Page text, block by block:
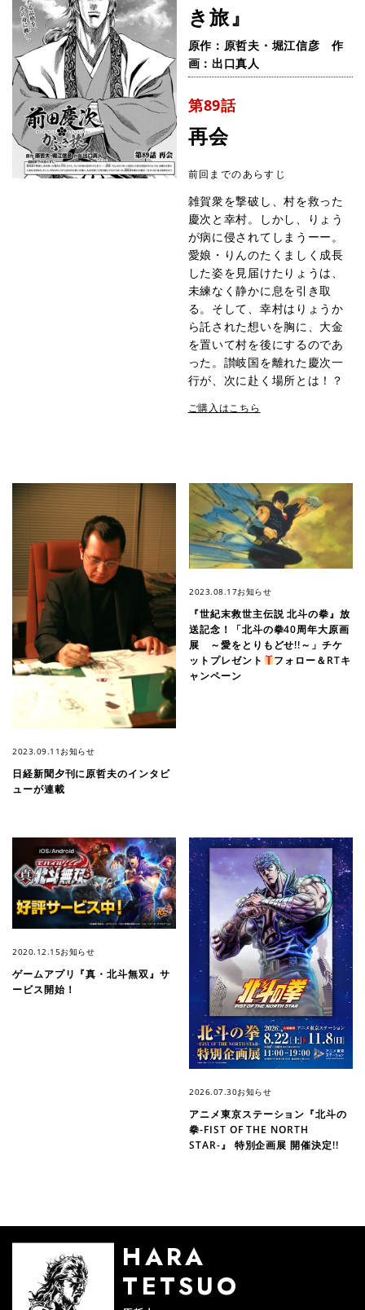
き旅』
原作：原哲夫・堀江信彦 作
画：出口真人
第89話
再会
前回までのあらすじ
雑賀衆を撃破し、村を救った
慶次と幸村。しかし、りょう
が病に侵されてしまうーー。
愛娘・りんのたくましく成長
した姿を見届けたりょうは、
未練なく静かに息を引き取
る。そして、幸村はりょうか
ら託された想いを胸に、大金
を置いて村を後にするのであ
った。讃岐国を離れた慶次一
行が、次に赴く場所とは！？
ご購入はこちら
2023.09.11 お知らせ
日経新聞夕刊に原哲夫のインタビ
ューが連載
2023.08.17お知らせ
『世紀末救世主伝説 北斗の拳』放
送記念！「北斗の拳40周年大原画
展 ～愛をとりもどせ!!～」チケ
ットプレゼント
フォロー＆RTキ
ャンペーン
2020.12.15お知らせ
ゲームアプリ『真・北斗無双』サ
ービス開始！
2026.07.30お知らせ
アニメ東京ステーション『北斗の
拳-FIST OF THE NORTH
STAR-』 特別企画展 開催決定!!
HARA
TETSUO